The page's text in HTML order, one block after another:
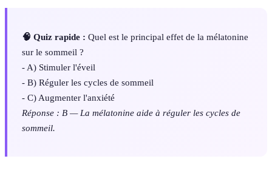
🧠 Quiz rapide : Quel est le principal effet de la mélatonine
sur le sommeil ?
- A) Stimuler l'éveil
- B) Réguler les cycles de sommeil
- C) Augmenter l'anxiété
Réponse : B — La mélatonine aide à réguler les cycles de
sommeil.